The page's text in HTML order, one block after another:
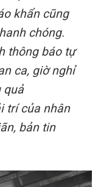
khẩn cũng
chóng.
thông báo tự
ca, giờ nghỉ
quả
trí của nhân
bản tin